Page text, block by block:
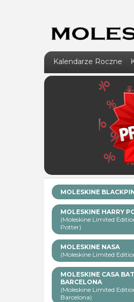
Kalendarze Roczne
MOLESKINE
MOLESKINE HARRY
(Moleskine Limited
Potter)
MOLESKINE NASA
(Moleskine Limited
MOLESKINE CASA
BARCELONA
(Moleskine Limited
Barcelona)